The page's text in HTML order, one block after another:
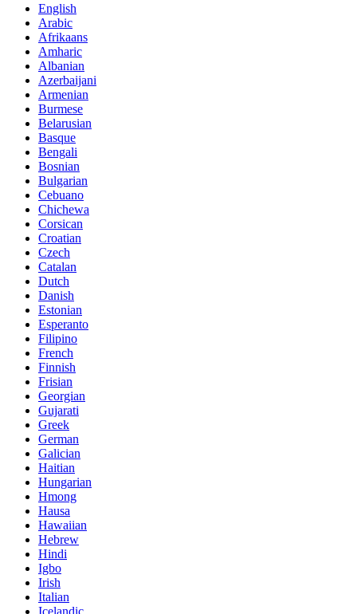
English
Arabic
Afrikaans
Amharic
Albanian
Azerbaijani
Armenian
Burmese
Belarusian
Basque
Bengali
Bosnian
Bulgarian
Cebuano
Chichewa
Corsican
Croatian
Czech
Catalan
Dutch
Danish
Estonian
Esperanto
Filipino
French
Finnish
Frisian
Georgian
Gujarati
Greek
German
Galician
Haitian
Hungarian
Hmong
Hausa
Hawaiian
Hebrew
Hindi
Igbo
Irish
Italian
Icelandic